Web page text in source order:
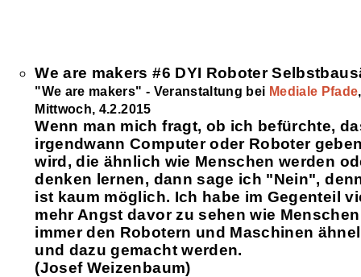
We are makers #6 DYI Roboter
"We are makers" - Veranstaltung bei Mediale Pfade,
Mittwoch, 4.2.2015
Wenn man mich fragt, ob ich befürchte,
irgendwann Computer oder Roboter
wird, die ähnlich wie Menschen werden
denken lernen, dann sage ich "Nein",
ist kaum möglich. Ich habe im Gegenteil
mehr Angst davor zu sehen wie Menschen
immer den Robotern und Maschinen
und dazu gemacht werden.
(Josef Weizenbaum)